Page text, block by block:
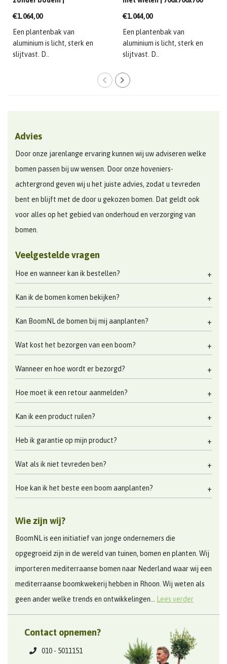
1200x1200x600 mm
€1.064,00
Een plantenbak van
aluminium is licht, sterk en
slijtvast. D..
mm
€1.044,00
Een plantenbak van
aluminium is licht, sterk en
slijtvast. D..
Advies
Door onze jarenlange ervaring kunnen wij uw adviseren welke
bomen passen bij uw wensen. Door onze hoveniers-
achtergrond geven wij u het juiste advies, zodat u tevreden
bent en blijft met de door u gekozen bomen. Dat geldt ook
voor alles op het gebied van onderhoud en verzorging van
bomen.
Veelgestelde vragen
Hoe en wanneer kan ik bestellen?
Kan ik de bomen komen bekijken?
Kan BoomNL de bomen bij mij aanplanten?
Wat kost het bezorgen van een boom?
Wanneer en hoe wordt er bezorgd?
Hoe moet ik een retour aanmelden?
Kan ik een product ruilen?
Heb ik garantie op mijn product?
Wat als ik niet tevreden ben?
Hoe kan ik het beste een boom aanplanten?
Wie zijn wij?
BoomNL is een initiatief van jonge ondernemers die
opgegroeid zijn in de wereld van tuinen, bomen en planten. Wij
importeren mediterraanse bomen naar Nederland waar wij een
mediterraanse boomkwekerij hebben in Rhoon. Wij weten als
geen ander welke trends en ontwikkelingen... Lees verder
Contact opnemen?
010 - 5011151